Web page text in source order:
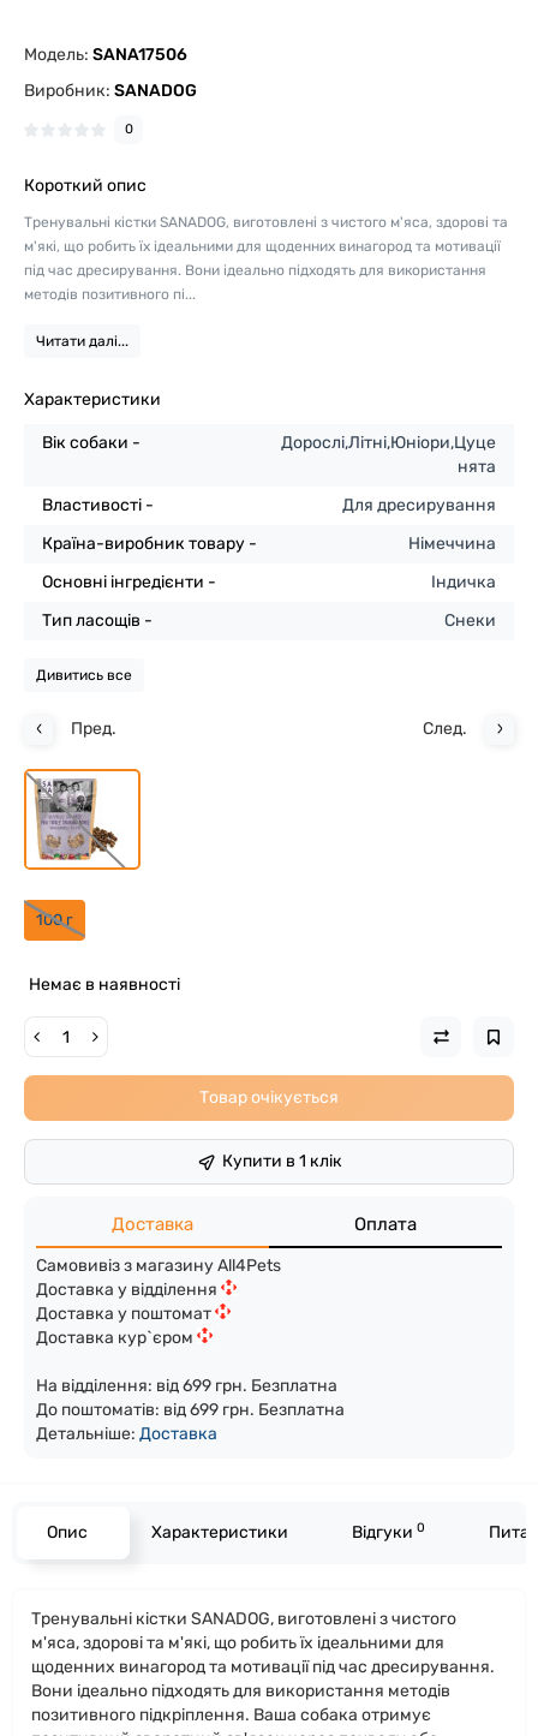
Модель: SANA17506
Виробник: SANADOG
0
Короткий опис
Тренувальні кістки SANADOG, виготовлені з чистого м'яса, здорові та
м'які, що робить їх ідеальними для щоденних винагород та мотивації
під час дресирування. Вони ідеально підходять для використання
методів позитивного пі...
Читати далі...
Характеристики
Вік собаки -
Дорослі,Літні,Юніори,Цуце
нята
Властивості -
Для дресирування
Країна-виробник товару -
Німеччина
Основні інгредієнти -
Індичка
Тип ласощів -
Снеки
Дивитись все
Пред. След.
100 г
Немає в наявності
Товар очікується
Купити в 1 клік
Доставка Оплата
Самовивіз з магазину All4Pets
Доставка у відділення
Доставка у поштомат
Доставка кур`єром
На відділення: від 699 грн. Безплатна
До поштоматів: від 699 грн. Безплатна
Детальніше: Доставка
Опис Характеристики Відгуки 0
Тренувальні кістки SANADOG, виготовлені з чистого
м'яса, здорові та м'які, що робить їх ідеальними для
щоденних винагород та мотивації під час дресирування.
Вони ідеально підходять для використання методів
позитивного підкріплення. Ваша собака отримує